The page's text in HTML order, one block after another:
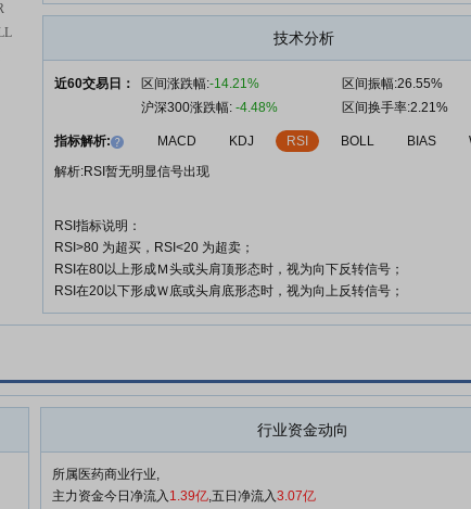
查看更多 技术分析
近60交易日： 区间涨跌幅:-14.21%
区间振幅:26.55%
沪深300涨跌幅: -4.48% 区间换手率:2.21%
指标解析: MACD KDJ RSI BOLL BIAS
解析:RSI暂无明显信号出现
RSI指标说明：
RSI>80 为超买，RSI<20 为超卖；
RSI在80以上形成Ｍ头或头肩顶形态时，视为向下反转信号；
RSI在20以下形成Ｗ底或头肩底形态时，视为向上反转信号；
行业资金动向
所属医药商业行业,
主力资金今日净流入 1.39亿,五日净流入3.07亿